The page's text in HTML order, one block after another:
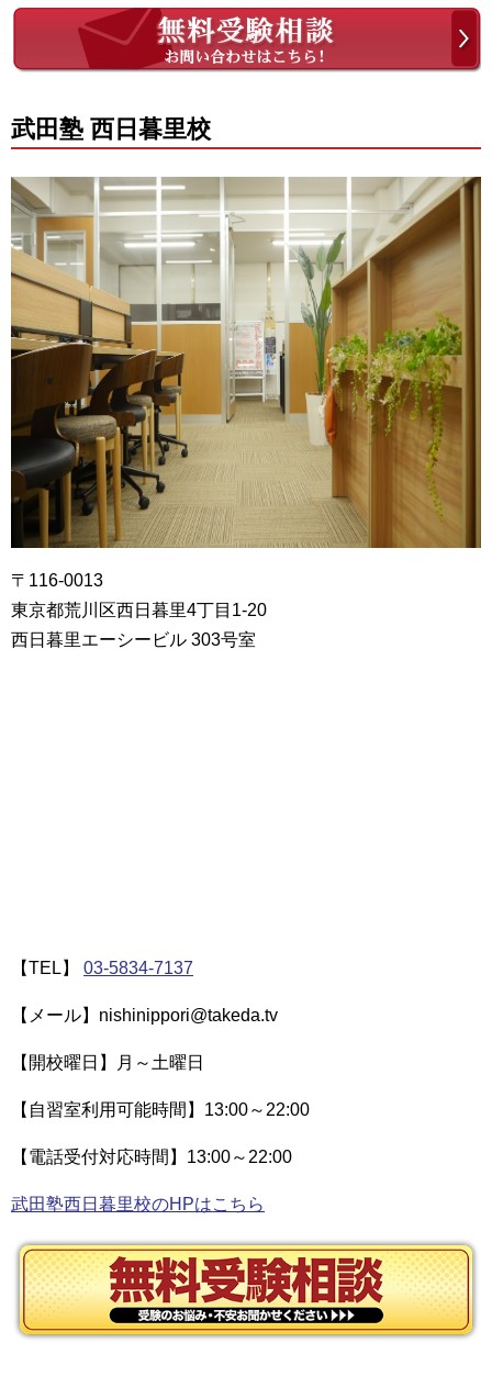
武田塾 西日暮里校
〒116-0013
東京都荒川区西日暮里4丁目1-20
西日暮里エーシービル 303号室
【TEL】 03-5834-7137
【メール】nishinippori@takeda.tv
【開校曜日】月～土曜日
【自習室利用可能時間】13:00～22:00
【電話受付対応時間】13:00～22:00
武田塾西日暮里校のHPはこちら